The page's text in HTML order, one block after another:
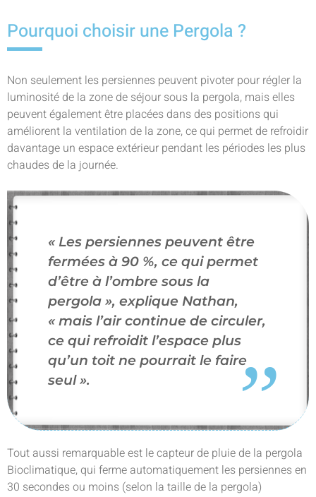
Pourquoi choisir une Pergola ?
Non seulement les persiennes peuvent pivoter pour régler la
luminosité de la zone de séjour sous la pergola, mais elles
peuvent également être placées dans des positions qui
améliorent la ventilation de la zone, ce qui permet de refroidir
davantage un espace extérieur pendant les périodes les plus
chaudes de la journée.
« Les persiennes peuvent être
fermées à 90 %, ce qui permet
d’être à l’ombre sous la
pergola », explique Nathan,
« mais l’air continue de circuler,
ce qui refroidit l’espace plus
qu’un toit ne pourrait le faire
seul ».
Tout aussi remarquable est le capteur de pluie de la pergola
Bioclimatique, qui ferme automatiquement les persiennes en
30 secondes ou moins (selon la taille de la pergola)